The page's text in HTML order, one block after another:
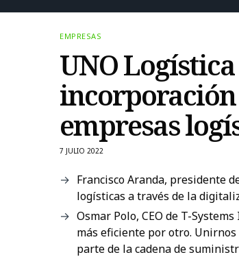
EMPRESAS
UNO
incorporación
empresas
7 JULIO 2022
Francisco Aranda, presidente
logísticas a través de la
Osmar Polo, CEO de T-
más eficiente por otro.
parte de la cadena de